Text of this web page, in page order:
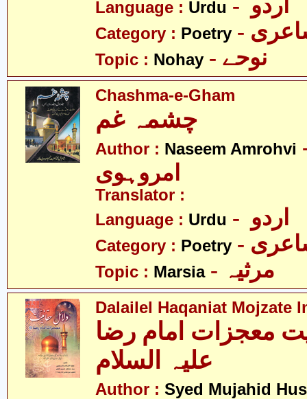
Language : Urdu
Category : Poetry
Topic : Nohay
Chashma-e-Gham
Author : Naseem Amrohvi
امروہوی
Translator :
Language : Urdu
Category : Poetry
Topic : Marsia
Dalailel Haqaniat Mojzate
معجزات امام رضا
Author : Syed Mujahid